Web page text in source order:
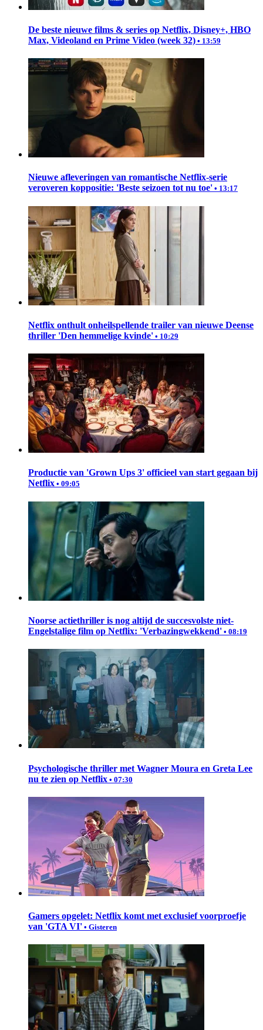
De beste nieuwe films & series op Netflix, Disney+, HBO
Max, Videoland en Prime Video (week 32) • 13:59
Nieuwe afleveringen van romantische Netflix-serie
veroveren koppositie: 'Beste seizoen tot nu toe' • 13:17
Netflix onthult onheilspellende trailer van nieuwe Deense
thriller 'Den hemmelige kvinde' • 10:29
Productie van 'Grown Ups 3' officieel van start gegaan bij
Netflix • 09:05
Noorse actiethriller is nog altijd de succesvolste niet-
Engelstalige film op Netflix: 'Verbazingwekkend' • 08:19
Psychologische thriller met Wagner Moura en Greta Lee
nu te zien op Netflix • 07:30
Gamers opgelet: Netflix komt met exclusief voorproefje
van 'GTA VI' • Gisteren